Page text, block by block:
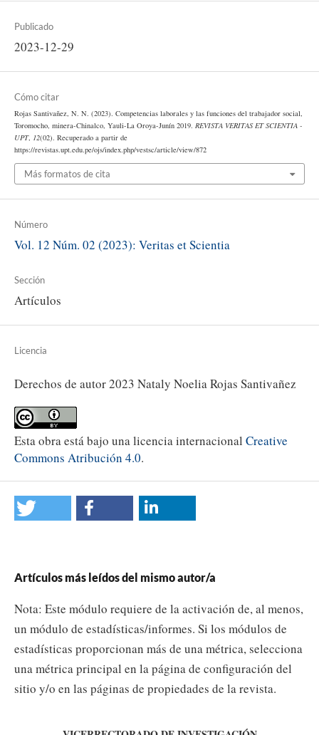
Publicado
2023-12-29
Cómo citar
Rojas Santivañez, N. N. (2023). Competencias laborales y las funciones del trabajador social,
Toromocho, minera-Chinalco, Yauli-La Oroya-Junín 2019. REVISTA VERITAS ET SCIENTIA -
UPT, 12(02). Recuperado a partir de
https://revistas.upt.edu.pe/ojs/index.php/vestsc/article/view/872
Más formatos de cita
Número
Vol. 12 Núm. 02 (2023): Veritas et Scientia
Sección
Artículos
Licencia
Derechos de autor 2023 Nataly Noelia Rojas Santivañez
Esta obra está bajo una licencia internacional Creative
Commons Atribución 4.0.
Artículos más leídos del mismo autor/a
Nota: Este módulo requiere de la activación de, al menos,
un módulo de estadísticas/informes. Si los módulos de
estadísticas proporcionan más de una métrica, selecciona
una métrica principal en la página de configuración del
sitio y/o en las páginas de propiedades de la revista.